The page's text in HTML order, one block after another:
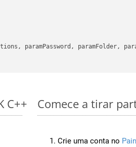
paramPassword, paramFolder,
C++ Comece a tirar
Crie uma conta no